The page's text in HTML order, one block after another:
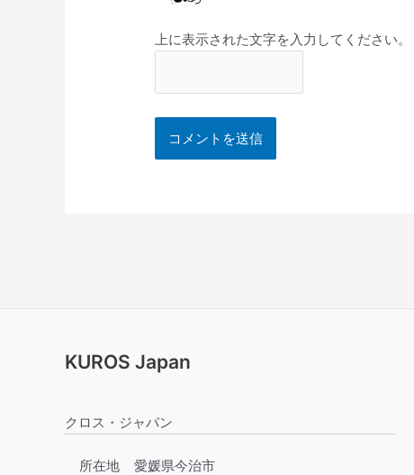
上に表示された文字を入力してください。
KUROS Japan
クロス・ジャパン
所在地
愛媛県今治市